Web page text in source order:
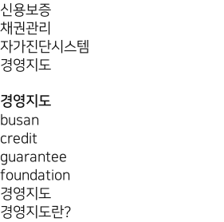
신용보증
채권관리
자가진단시스템
경영지도
경영지도
busan
credit
guarantee
foundation
경영지도
경영지도란?